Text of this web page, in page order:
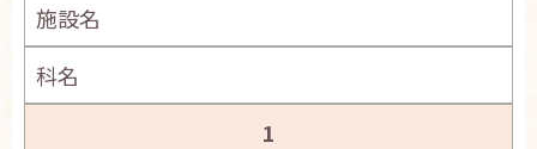
活動報告
一般・患者様へ
施設名
科名
1